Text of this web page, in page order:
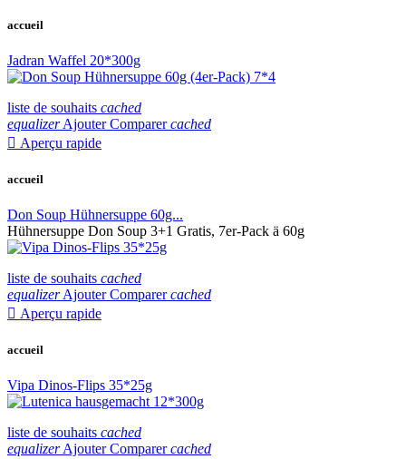
accueil
Jadran Waffel 20*300g
liste de souhaits cached
equalizer Ajouter Comparer cached
 Aperçu rapide
accueil
Don Soup Hühnersuppe 60g...
Hühnersuppe Don Soup 3+1 Gratis, 7er-Pack ä 60g
liste de souhaits cached
equalizer Ajouter Comparer cached
 Aperçu rapide
accueil
Vipa Dinos-Flips 35*25g
liste de souhaits cached
equalizer Ajouter Comparer cached